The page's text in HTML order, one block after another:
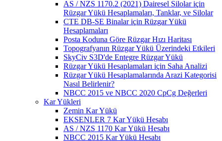
AS / NZS 1170.2 (2021) Dairesel Silolar için
Rüzgar Yükü Hesaplamaları, Tanklar, ve Silolar
CTE DB-SE Binalar için Rüzgar Yükü
Hesaplamaları
Posta Koduna Göre Rüzgar Hızı Haritası
Topografyanın Rüzgar Yükü Üzerindeki Etkileri
SkyCiv S3D'de Entegre Rüzgar Yükü
Rüzgar Yükü Hesaplamaları için Saha Analizi
Rüzgar Yükü Hesaplamalarında Arazi Kategorisi
Nasıl Belirlenir?
NBCC 2015 ve NBCC 2020 CpCg Değerleri
Kar Yükleri
Zemin Kar Yükü
EKSENLER 7 Kar Yükü Hesabı
AS / NZS 1170 Kar Yükü Hesabı
NBCC 2015 Kar Yükü Hesabı